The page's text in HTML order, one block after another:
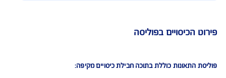
תאונות אישיות